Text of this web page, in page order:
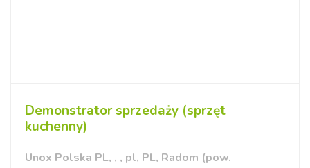
Demonstrator sprzedaży (sprzęt
kuchenny)
Unox Polska PL, , , pl, PL, Radom (pow.